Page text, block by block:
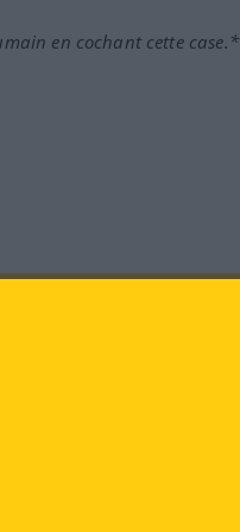
en cochant cette case.*